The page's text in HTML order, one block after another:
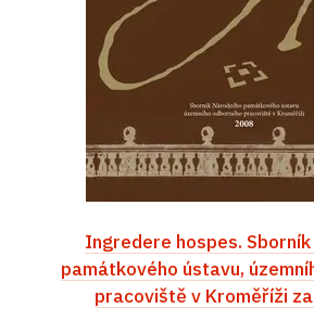
Ingredere hospes.
památkového ústavu,
pracoviště v Kroměříži